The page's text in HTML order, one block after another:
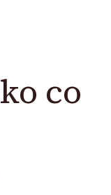
co